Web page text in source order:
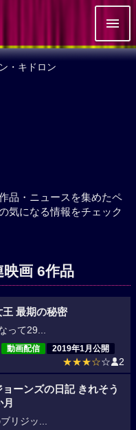
・キドロン
品・ニュースを集めたペ
気になる情報をチェック
画 6作品
最期の秘密
って29...
動画配信 2019年1月公開
★★★☆☆ 2
ーンズの日記 きれそう
リジッ...